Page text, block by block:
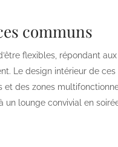
communs
flexibles, répondant
Le design intérieur de
des zones
un lounge convivial en